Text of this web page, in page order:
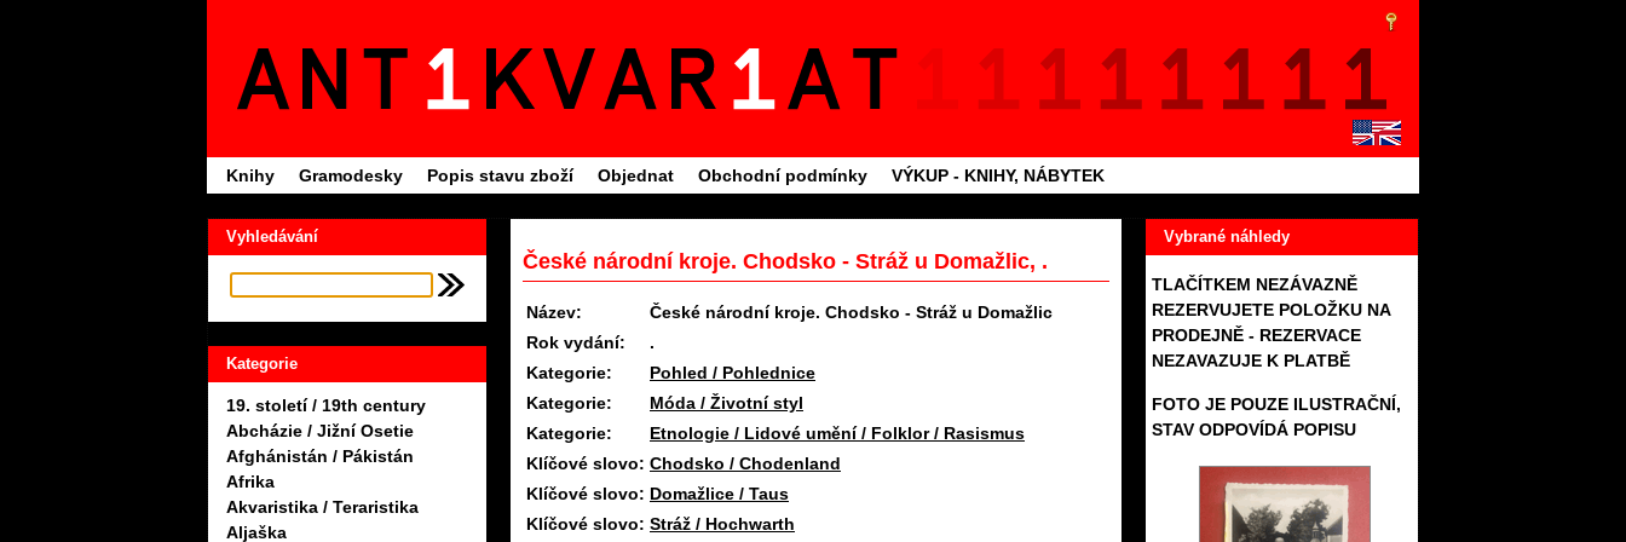
Knihy Gramodesky Popis stavu zboží Objednat Obchodní podmínky VÝKUP - KNIHY, NÁBYTEK
Vyhledávání
Kategorie
19. století / 19th century
Abcházie / Jižní Osetie
Afghánistán / Pákistán
Afrika
Akvaristika / Teraristika
Aljaška
Vybrané náhledy
TLAČÍTKEM NEZÁVAZNĚ
REZERVUJETE POLOŽKU NA
PRODEJNĚ - REZERVACE
NEZAVAZUJE K PLATBĚ
FOTO JE POUZE ILUSTRAČNÍ,
STAV ODPOVÍDÁ POPISU
České národní kroje. Chodsko - Stráž u Domažlic, .
Název:
České národní kroje. Chodsko - Stráž u Domažlic
Rok vydání:
.
Kategorie:
Pohled / Pohlednice
Kategorie:
Móda / Životní styl
Kategorie:
Etnologie / Lidové umění / Folklor / Rasismus
Klíčové slovo: Chodsko / Chodenland
Klíčové slovo: Domažlice / Taus
Klíčové slovo: Stráž / Hochwarth